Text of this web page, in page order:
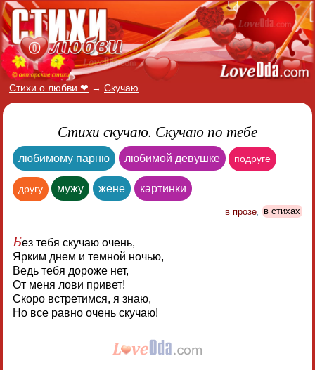
Стихи о любви ❤ → Скучаю
Стихи скучаю. Скучаю по тебе
любимому парню любимой девушке подруге
другу мужу жене картинки
в прозе, в стихах
Без тебя скучаю очень,
Ярким днем и темной ночью,
Ведь тебя дороже нет,
От меня лови привет!
Скоро встретимся, я знаю,
Но все равно очень скучаю!